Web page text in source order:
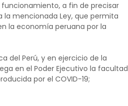
a fin de precisar
mencionada Ley, que permita
la economía peruana por la
del Perú, y en ejercicio de la
en el Poder Ejecutivo la facultad
por el COVID-19;